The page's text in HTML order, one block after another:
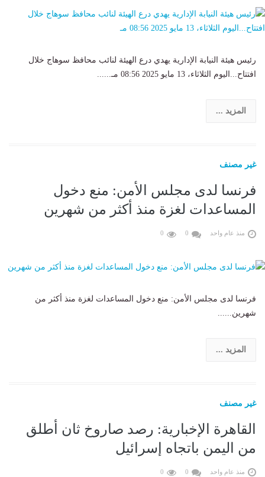
رئيس هيئة النيابة الإدارية يهدي درع الهيئة لنائب محافظ سوهاج خلال
افتتاح...اليوم الثلاثاء، 13 مايو 2025 08:56 مـ......
المزيد ...
غير مصنف
فرنسا لدى مجلس الأمن: منع دخول
المساعدات لغزة منذ أكثر من شهرين
منذ عام واحد 0
0
فرنسا لدى مجلس الأمن: منع دخول المساعدات لغزة منذ أكثر من
شهرين......
المزيد ...
غير مصنف
القاهرة الإخبارية: رصد صاروخ ثان أطلق
من اليمن باتجاه إسرائيل
منذ عام واحد 0
0